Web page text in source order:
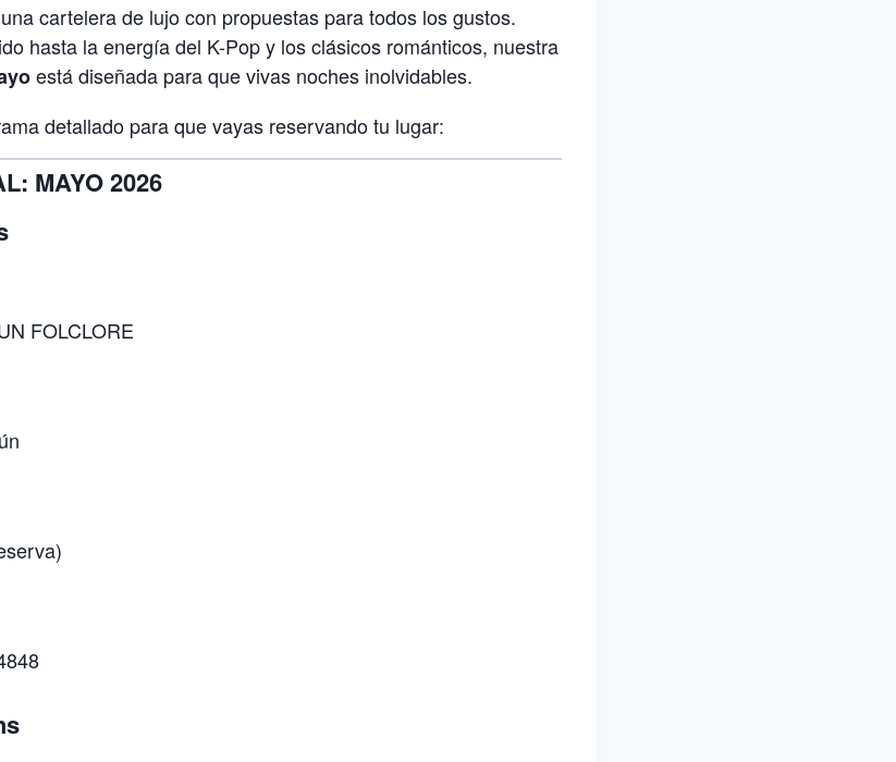
cartelera de lujo con propuestas para todos los gustos.
hasta la energía del K-Pop y los clásicos románticos, nuestra
está diseñada para que vivas noches inolvidables.
detallado para que vayas reservando tu lugar:
MAYO 2026
FOLCLORE